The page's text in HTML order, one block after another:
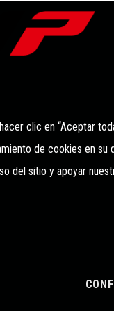
clic en “Aceptar
de cookies en su
del sitio y apoyar